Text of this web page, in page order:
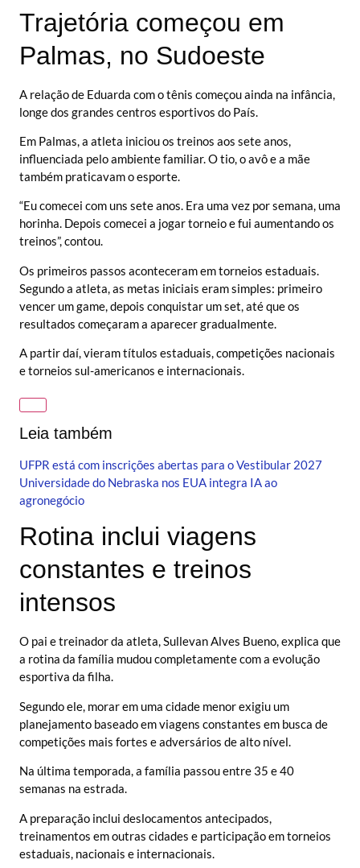
Trajetória começou em
Palmas, no Sudoeste
A relação de Eduarda com o tênis começou ainda na infância,
longe dos grandes centros esportivos do País.
Em Palmas, a atleta iniciou os treinos aos sete anos,
influenciada pelo ambiente familiar. O tio, o avô e a mãe
também praticavam o esporte.
“Eu comecei com uns sete anos. Era uma vez por semana, uma
horinha. Depois comecei a jogar torneio e fui aumentando os
treinos”, contou.
Os primeiros passos aconteceram em torneios estaduais.
Segundo a atleta, as metas iniciais eram simples: primeiro
vencer um game, depois conquistar um set, até que os
resultados começaram a aparecer gradualmente.
A partir daí, vieram títulos estaduais, competições nacionais
e torneios sul-americanos e internacionais.
Leia também
UFPR está com inscrições abertas para o Vestibular 2027
Universidade do Nebraska nos EUA integra IA ao
agronegócio
Rotina inclui viagens
constantes e treinos
intensos
O pai e treinador da atleta, Sullevan Alves Bueno, explica que
a rotina da família mudou completamente com a evolução
esportiva da filha.
Segundo ele, morar em uma cidade menor exigiu um
planejamento baseado em viagens constantes em busca de
competições mais fortes e adversários de alto nível.
Na última temporada, a família passou entre 35 e 40
semanas na estrada.
A preparação inclui deslocamentos antecipados,
treinamentos em outras cidades e participação em torneios
estaduais, nacionais e internacionais.